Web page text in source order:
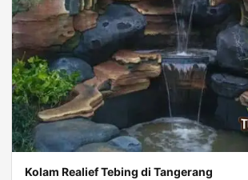
Kolam Realief Tebing di Tangerang